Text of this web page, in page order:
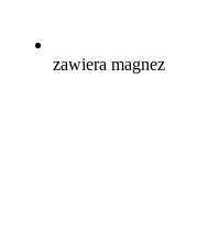
zawiera magnez